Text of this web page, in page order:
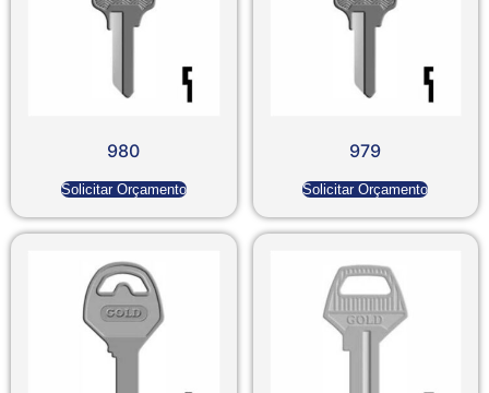
980
Solicitar Orçamento
979
Solicitar Orçamento